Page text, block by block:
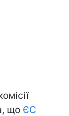
що ЄС